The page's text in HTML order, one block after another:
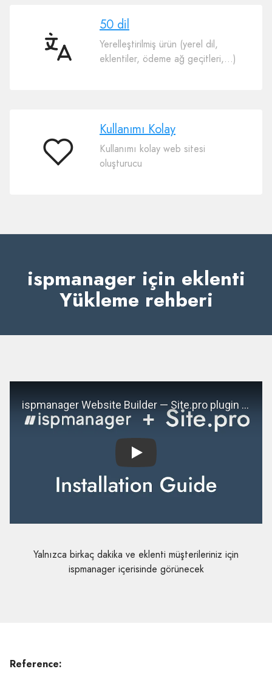
50
50 dil
Yerelleştirilmiş ürün (yerel dil,
eklentiler, ödeme ağ geçitleri,…)
Kullanımı
Kullanımı Kolay
Kullanımı kolay web sitesi
oluşturucu
ispmanager için eklenti
Yükleme rehberi
Play
Yalnızca birkaç dakika ve eklenti müşterileriniz için
ispmanager içerisinde görünecek
Reference: